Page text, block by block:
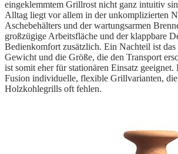
eingeklemmtem Grillrost nicht ganz intuitiv
Alltag liegt vor allem in der unkomplizierten
Aschebehälters und der wartungsarmen
großzügige Arbeitsfläche und der klappbare
Bedienkomfort zusätzlich. Ein Nachteil ist das
Gewicht und die Größe, die den Transport
ist somit eher für stationären Einsatz geeignet.
Fusion individuelle, flexible Grillvarianten, die
Holzkohlegrills oft fehlen.